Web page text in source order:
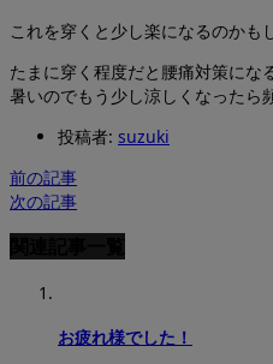
これを穿くと少し楽になるのかも
たまに穿く程度だと腰痛対策にな
暑いのでもう少し涼しくなった
投稿者: suzuki
前の記事
次の記事
お疲れ様でした！